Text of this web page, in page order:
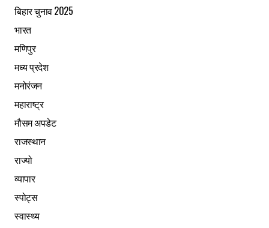
बिहार चुनाव 2025
भारत
मणिपुर
मध्य प्रदेश
मनोरंजन
महाराष्ट्र
मौसम अपडेट
राजस्थान
राज्यो
व्यापार
स्पोट्स
स्वास्थ्य